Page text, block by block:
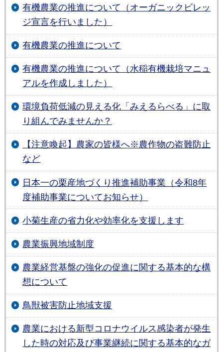
有機農業の推進について（オーガニックビレッ
ジ宣言を行いました）
有機農業の推進について
有機農業の推進について（水稲有機栽培マニュ
アルを作成しました）
環境負荷低減の見える化「みえるらべる」に取
り組んでみませんか？
【注意喚起】農家の皆様へ※農作物の盗難防止
など
日本一の栗産地づくり推進補助事業（令和8年
度補助事業についてお知らせ）
小菊生産の省力化や効率化を支援します
農業振興地域制度
農業経営基盤の強化の促進に関する基本的な構
想について
鳥獣被害防止地域支援
農業における新型コロナウイルス感染者が発生
した時の対応及び事業継続に関する基本的なガ